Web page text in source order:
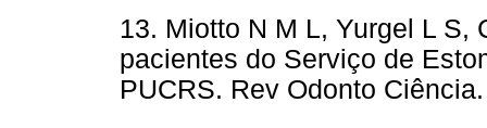
13. Miotto N M L, Yurgel L S,
pacientes do Serviço de
PUCRS. Rev Odonto